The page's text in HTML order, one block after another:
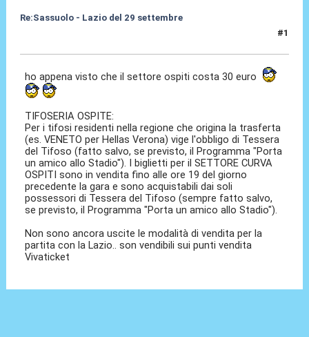
Re:Sassuolo - Lazio del 29 settembre
#1
ho appena visto che il settore ospiti costa 30 euro
TIFOSERIA OSPITE:
Per i tifosi residenti nella regione che origina la trasferta
(es. VENETO per Hellas Verona) vige l'obbligo di Tessera
del Tifoso (fatto salvo, se previsto, il Programma "Porta
un amico allo Stadio"). I biglietti per il SETTORE CURVA
OSPITI sono in vendita fino alle ore 19 del giorno
precedente la gara e sono acquistabili dai soli
possessori di Tessera del Tifoso (sempre fatto salvo,
se previsto, il Programma "Porta un amico allo Stadio").
Non sono ancora uscite le modalità di vendita per la
partita con la Lazio.. son vendibili sui punti vendita
Vivaticket